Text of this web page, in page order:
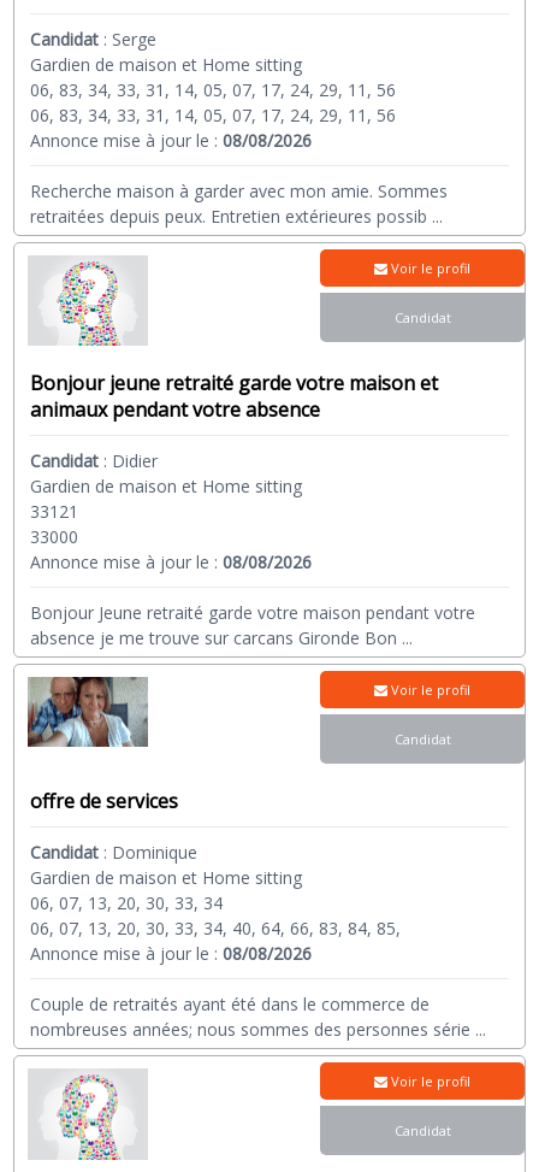
Candidat : Serge
Gardien de maison et Home sitting
06, 83, 34, 33, 31, 14, 05, 07, 17, 24, 29, 11, 56
06, 83, 34, 33, 31, 14, 05, 07, 17, 24, 29, 11, 56
Annonce mise à jour le :08/08/2026
Recherche maison à garder avec mon amie. Sommes
retraitées depuis peux. Entretien extérieures possib ...
Bonjour jeune retraité garde votre maison et
animaux pendant votre absence
Candidat : Didier
Gardien de maison et Home sitting
33121
33000
Annonce mise à jour le :08/08/2026
Bonjour Jeune retraité garde votre maison pendant votre
absence je me trouve sur carcans Gironde Bon ...
Voir le profil
Candidat
offre de services
Candidat : Dominique
Gardien de maison et Home sitting
06, 07, 13, 20, 30, 33, 34
06, 07, 13, 20, 30, 33, 34, 40, 64, 66, 83, 84, 85,
Annonce mise à jour le :08/08/2026
Couple de retraités ayant été dans le commerce de
nombreuses années; nous sommes des personnes série ...
Voir le profil
Candidat
Voir le profil
Candidat